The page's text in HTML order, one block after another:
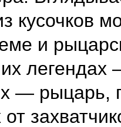
кусочков
и
—
от